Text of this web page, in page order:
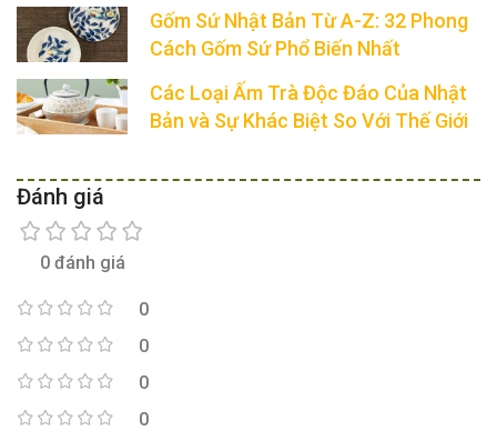
Gốm Sứ Nhật Bản Từ A-Z: 32 Phong
Cách Gốm Sứ Phổ Biến Nhất
Các Loại Ấm Trà Độc Đáo Của Nhật
Bản và Sự Khác Biệt So Với Thế Giới
Đánh giá
0 đánh giá
0
0
0
0